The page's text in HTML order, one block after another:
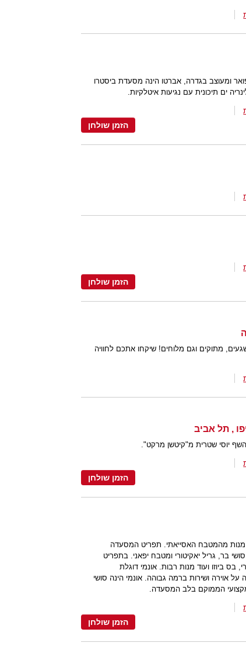
ומעוצב בגדרה, אברטו הינה מסעדת ביסטרו
ים תיכונית עם נגיעות איטלקיות.
הזמן שולחן
הזמן שולחן
מתוקים וגם מלוחים! שיקחו אתכם לחוויה
יוסי שטרית מ"קיטשן מרקט".
הזמן שולחן
מנות מהמטבח האסייאתי. תפריט המסעדה
בר, גריל יאקיטורי ומטבח יפאני. בתפריט
בס ביוזו ועוד מנות רבות. אונמי דוגלת
על אוירה ושירות ברמה גבוהה. אונמי הינה סושי
הממוקם בלב המסעדה.
הזמן שולחן